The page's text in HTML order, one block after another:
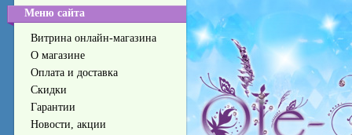
Меню сайта
Витрина онлайн-магазина
О магазине
Оплата и доставка
Скидки
Гарантии
Новости, акции